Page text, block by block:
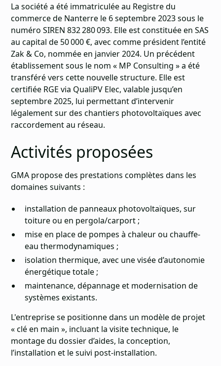
La société a été immatriculée au Registre du
commerce de Nanterre le 6 septembre 2023 sous le
numéro SIREN 832 280 093. Elle est constituée en SAS
au capital de 50 000 €, avec comme président l’entité
Zak & Co, nommée en janvier 2024. Un précédent
établissement sous le nom « MP Consulting » a été
transféré vers cette nouvelle structure. Elle est
certifiée RGE via QualiPV Elec, valable jusqu’en
septembre 2025, lui permettant d’intervenir
légalement sur des chantiers photovoltaïques avec
raccordement au réseau.
Activités proposées
GMA propose des prestations complètes dans les
domaines suivants :
installation de panneaux photovoltaïques, sur
toiture ou en pergola/carport ;
mise en place de pompes à chaleur ou chauffe-
eau thermodynamiques ;
isolation thermique, avec une visée d’autonomie
énergétique totale ;
maintenance, dépannage et modernisation de
systèmes existants.
L'entreprise se positionne dans un modèle de projet
« clé en main », incluant la visite technique, le
montage du dossier d’aides, la conception,
l’installation et le suivi post-installation.